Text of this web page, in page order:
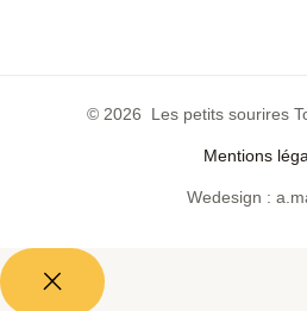
© 2026 Les petits sourires
Mentions
Wedesign :